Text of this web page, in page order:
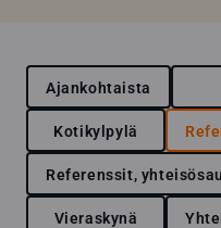
Ajankohtaista
Kotikylpylä
Referenssit,
Vieraskynä